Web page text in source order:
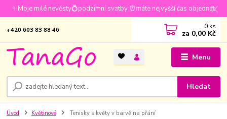
✨Moje milé nevěsty💍podzimní svatby ⏰máte nejvyšší čas objednat
Menu
Hledat
+420 603 83 88 46 0 ks
za 0,00 Kč
Úvod Květinové Tenisky s květy v barvě na přání